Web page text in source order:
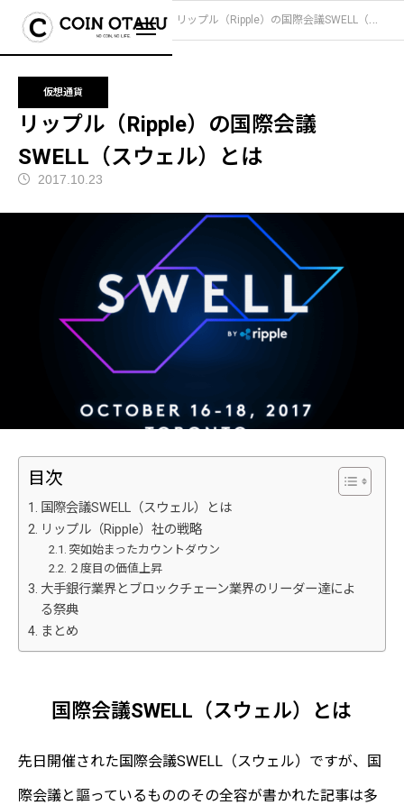
ブログ 仮想通貨 リップル（Ripple）の国際会議SWELL（スウェル）とは
仮想通貨
リップル（Ripple）の国際会議
SWELL（スウェル）とは
2017.10.23
目次
国際会議SWELL（スウェル）とは
リップル（Ripple）社の戦略
突如始まったカウントダウン
２度目の価値上昇
大手銀行業界とブロックチェーン業界のリーダー達によ
る祭典
まとめ
国際会議SWELL（スウェル）とは
先日開催された国際会議SWELL（スウェル）ですが、国
際会議と謳っているもののその全容が書かれた記事は多